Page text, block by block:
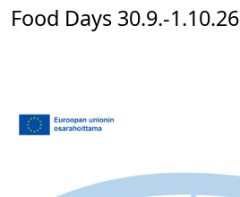
Food Days 30.9.-1.10.26